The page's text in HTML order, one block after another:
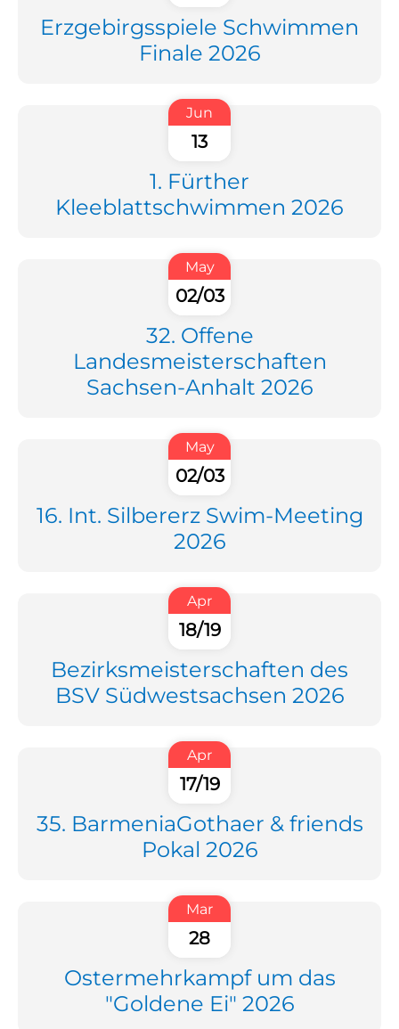
Erzgebirgsspiele Schwimmen
Finale 2026
Jun
13
1. Fürther
Kleeblattschwimmen 2026
May
02/03
32. Offene
Landesmeisterschaften
Sachsen-Anhalt 2026
May
02/03
16. Int. Silbererz Swim-Meeting
2026
Apr
18/19
Bezirksmeisterschaften des
BSV Südwestsachsen 2026
Apr
17/19
35. BarmeniaGothaer & friends
Pokal 2026
Mar
28
Ostermehrkampf um das
"Goldene Ei" 2026